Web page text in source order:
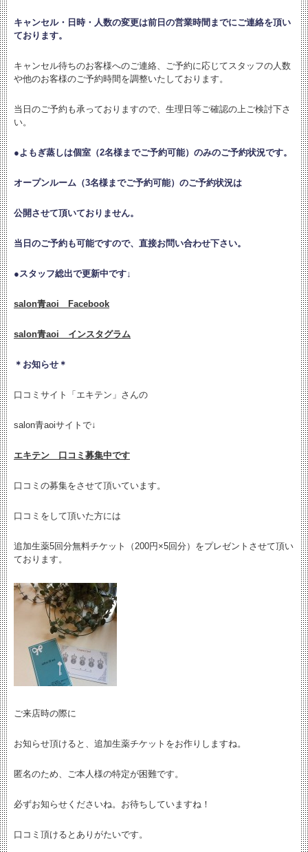
キャンセル・日時・人数の変更は前日の営業時間までにご連絡を頂い
ております。
キャンセル待ちのお客様へのご連絡、ご予約に応じてスタッフの人数
や他のお客様のご予約時間を調整いたしております。
当日のご予約も承っておりますので、生理日等ご確認の上ご検討下さ
い。
●よもぎ蒸しは個室（2名様までご予約可能）のみのご予約状況です。
オープンルーム（3名様までご予約可能）のご予約状況は
公開させて頂いておりません。
当日のご予約も可能ですので、直接お問い合わせ下さい。
●スタッフ総出で更新中です↓
salon青aoi Facebook
salon青aoi インスタグラム
＊お知らせ＊
口コミサイト「エキテン」さんの
salon青aoiサイトで↓
エキテン 口コミ募集中です
口コミの募集をさせて頂いています。
口コミをして頂いた方には
追加生薬5回分無料チケット（200円×5回分）をプレゼントさせて頂い
ております。
ご来店時の際に
お知らせ頂けると、追加生薬チケットをお作りしますね。
匿名のため、ご本人様の特定が困難です。
必ずお知らせくださいね。お待ちしていますね！
口コミ頂けるとありがたいです。